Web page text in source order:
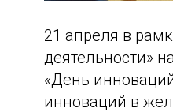
21 апреля в
деятельности»
«День
инноваций в